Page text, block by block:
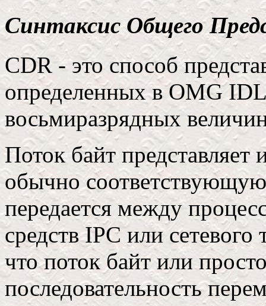
Синтаксис Общего
CDR - это способ
определенных в OMG IDL
восьмиразрядных
Поток байт представляет
обычно
передается между
средств IPC или сетевого
что поток байт или
последовательность